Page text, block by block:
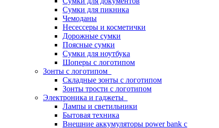
Сумки для пикника
Чемоданы
Несессеры и косметички
Дорожные сумки
Поясные сумки
Сумки для ноутбука
Шоперы с логотипом
Зонты с логотипом
Складные зонты с логотипом
Зонты трости с логотипом
Электроника и гаджеты
Лампы и светильники
Бытовая техника
Внешние аккумуляторы power bank с